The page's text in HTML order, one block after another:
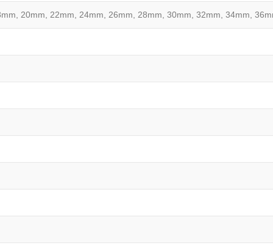
20mm, 22mm, 24mm, 26mm, 28mm, 30mm, 32mm, 34mm,